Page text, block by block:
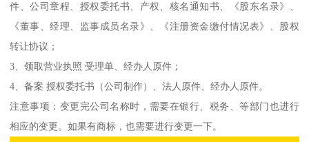
件、公司章程、授权委托书、产权、核名通知书、《股东名录》、
《董事、经理、监事成员名录》、《注册资金缴付情况表》、股权
转让协议；
3、领取营业执照 受理单、经办人原件；
4、备案 授权委托书（公司制作）、法人原件、经办人原件。
注意事项：变更完公司名称时，需要在银行、税务、等部门也进行
相应的变更。如果有商标，也需要进行变更一下。